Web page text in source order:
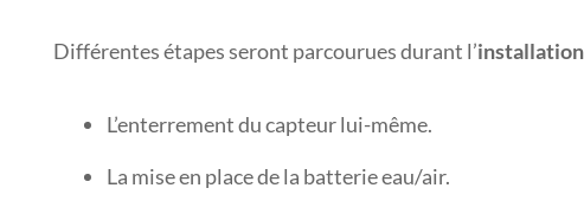
Différentes étapes seront parcourues durant l’installation
L’enterrement du capteur lui-même.
La mise en place de la batterie eau/air.